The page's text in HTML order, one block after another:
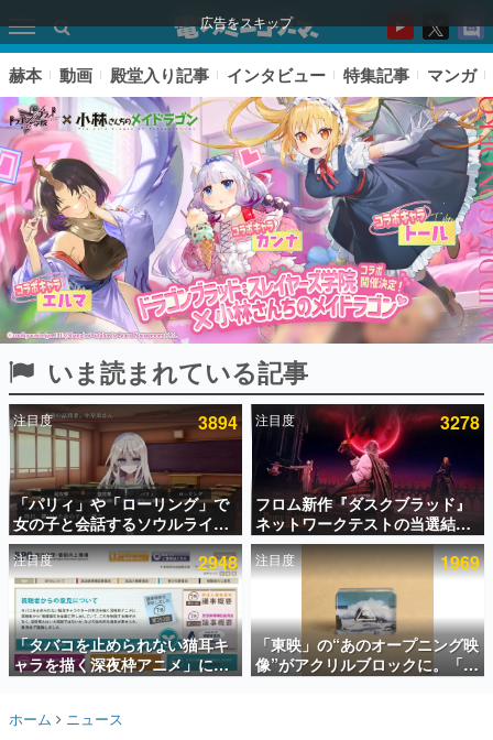
広告をスキップ
ピックアップ
電ファミのいま読まれている記事ランキング
アプリセール情報
インタビュー
連載・特集一覧
殿堂入り記事
SNS拡散数が数千以上！ ページビュー数万以上！ などな
ど。多くの人々に読まれた、電ファミ渾身の“殿堂入り”記
事をまとめました。
名作ゲームクリエイターの方々に製作時のエピソードをお
赫本 動画 殿堂入り記事 インタビュー 特集記事 マンガ
いま読まれている記事
注目度 3894
「パリィ」や「ローリング」で
女の子と会話するソウルライク
恋愛ゲーム『小早川さんはソウ
ルライク』無料公開。返事に失
敗すると「YOU DIED」
注目度 3278
フロム新作『ダスクブラッド』
ネットワークテストの当選結果
が8月7日22時に発表。応募サイ
トのマイページから確認可能、
テスト実施は8月21日～24日
注目度 2948
「タバコを止められない猫耳キ
ャラを描く深夜枠アニメ」に視
聴者の一部から批判意見。違法
て、BPOが議論を交わす
注目度 1969
「東映」の“あのオープニング映
像”がアクリルブロックに。「東
映ヒストリカル グッズコレクシ
ホーム ニュース